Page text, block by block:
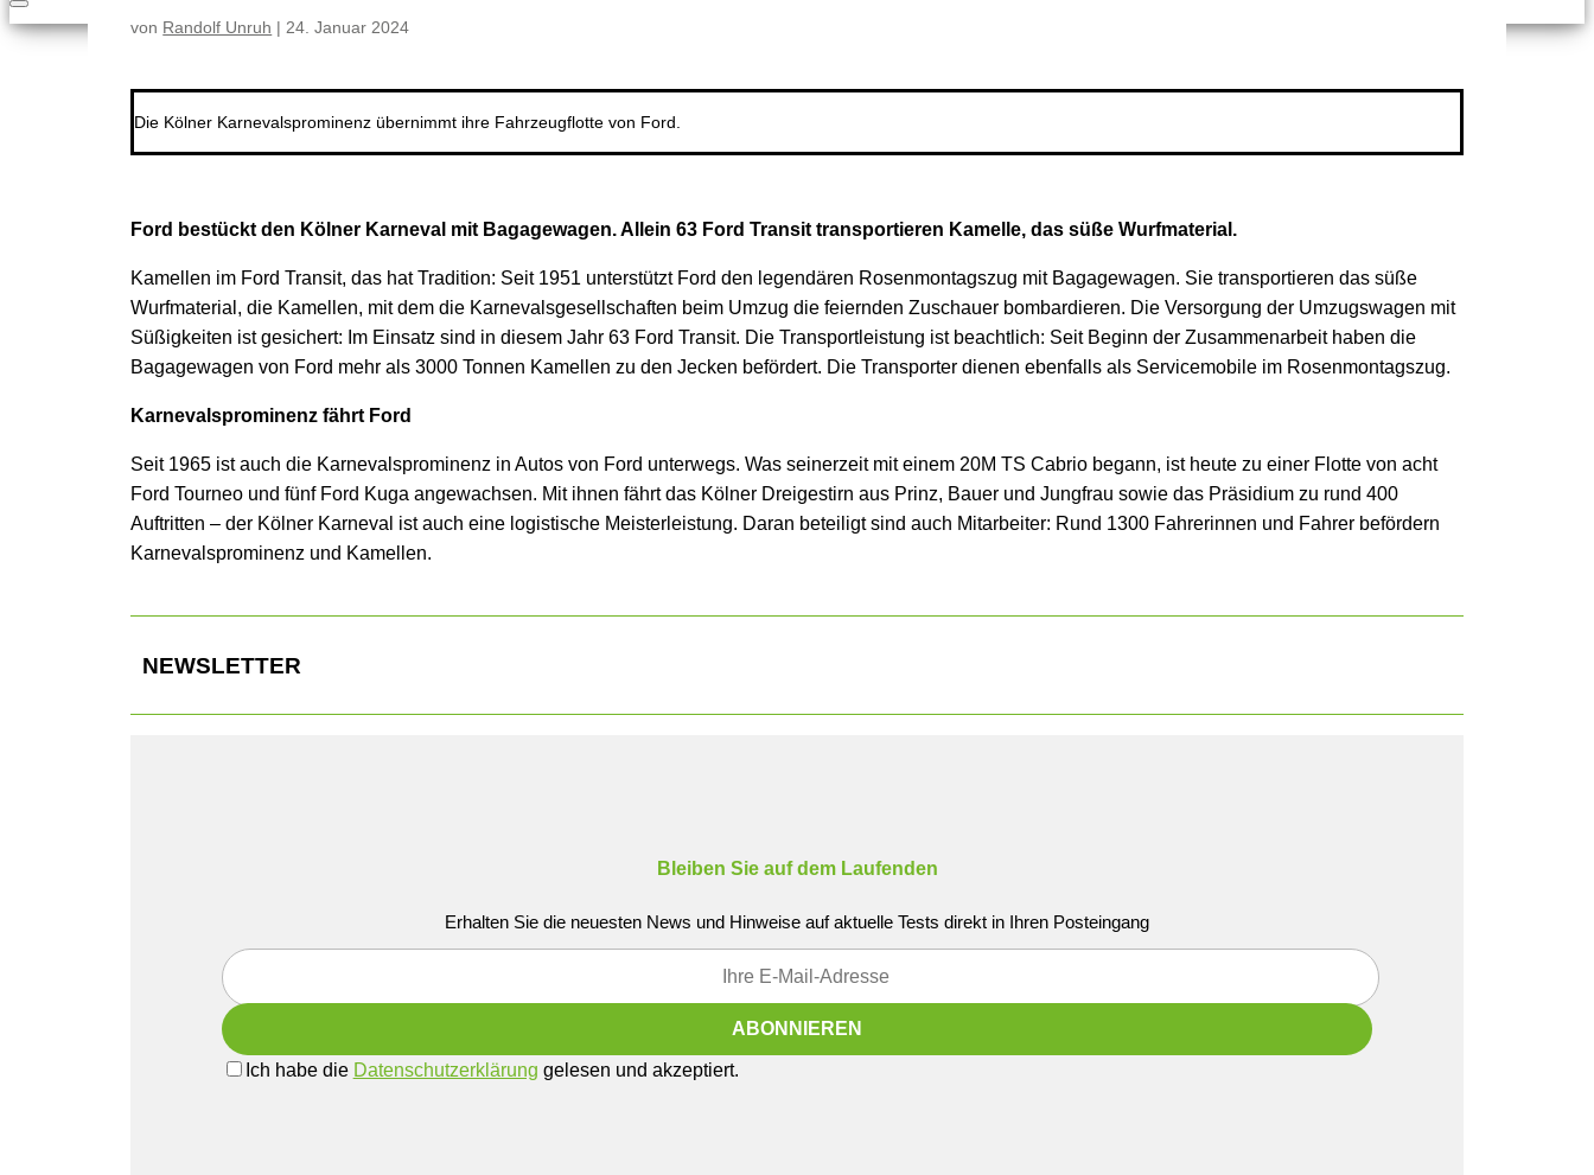
von Randolf Unruh | 24. Januar 2024
Die Kölner Karnevalsprominenz übernimmt ihre Fahrzeugflotte von Ford.
Ford bestückt den Kölner Karneval mit Bagagewagen. Allein 63 Ford Transit transportieren Kamelle, das süße Wurfmaterial.
Kamellen im Ford Transit, das hat Tradition: Seit 1951 unterstützt Ford den legendären Rosenmontagszug mit Bagagewagen. Sie transportieren das süße
Wurfmaterial, die Kamellen, mit dem die Karnevalsgesellschaften beim Umzug die feiernden Zuschauer bombardieren. Die Versorgung der Umzugswagen mit
Süßigkeiten ist gesichert: Im Einsatz sind in diesem Jahr 63 Ford Transit. Die Transportleistung ist beachtlich: Seit Beginn der Zusammenarbeit haben die
Bagagewagen von Ford mehr als 3000 Tonnen Kamellen zu den Jecken befördert. Die Transporter dienen ebenfalls als Servicemobile im Rosenmontagszug.
Karnevalsprominenz fährt Ford
Seit 1965 ist auch die Karnevalsprominenz in Autos von Ford unterwegs. Was seinerzeit mit einem 20M TS Cabrio begann, ist heute zu einer Flotte von acht
Ford Tourneo und fünf Ford Kuga angewachsen. Mit ihnen fährt das Kölner Dreigestirn aus Prinz, Bauer und Jungfrau sowie das Präsidium zu rund 400
Auftritten – der Kölner Karneval ist auch eine logistische Meisterleistung. Daran beteiligt sind auch Mitarbeiter: Rund 1300 Fahrerinnen und Fahrer befördern
Karnevalsprominenz und Kamellen.
NEWSLETTER
Bleiben Sie auf dem Laufenden
Erhalten Sie die neuesten News und Hinweise auf aktuelle Tests direkt in Ihren Posteingang
Ich habe die Datenschutzerklärung gelesen und akzeptiert.